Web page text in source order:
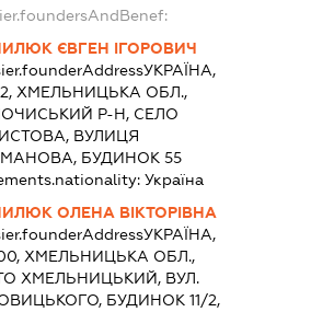
ЄВГЕН ІГОРОВИЧ
УКРАЇНА,
ХМЕЛЬНИЦЬКА ОБЛ.,
Р-Н, СЕЛО
ВУЛИЦЯ
БУДИНОК 55
Україна
ОЛЕНА ВІКТОРІВНА
УКРАЇНА,
ХМЕЛЬНИЦЬКА ОБЛ.,
ХМЕЛЬНИЦЬКИЙ, ВУЛ.
БУДИНОК 11/2,